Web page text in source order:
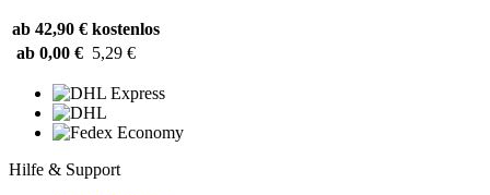
ab 42,90 € kostenlos
ab 0,00 € 5,29 €
Hilfe & Support